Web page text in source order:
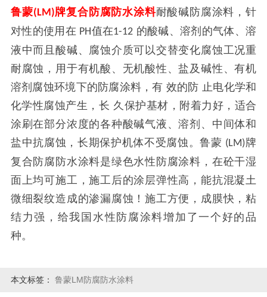
鲁蒙(LM)牌复合防腐防水涂料耐酸碱防腐涂料，针
对性的使用在 PH值在1-12 的酸碱、溶剂的气体、溶
液中而且酸碱、腐蚀介质可以交替变化腐蚀工况重
耐腐蚀，用于有机酸、无机酸性、盐及碱性、有机
溶剂腐蚀环境下的防腐涂料，有 效的防 止电化学和
化学性腐蚀产生，长 久保护基材，附着力好，适合
涂刷在部分浓度的各种酸碱气液、溶剂、中间体和
盐中抗腐蚀，长期保护机体不受腐蚀。鲁蒙 (LM)牌
复合防腐防水涂料是绿色水性防腐涂料，在砼干湿
面上均可施工，施工后的涂层弹性高，能抗混凝土
微细裂纹造成的渗漏腐蚀！施工方便，成膜快，粘
结力强，给我国水性防腐涂料增加了一个好的品
种。
本文标签： 鲁蒙LM防腐防水涂料